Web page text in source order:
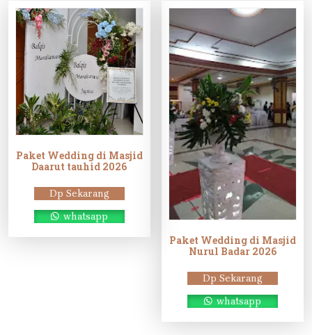
Paket Wedding di Masjid
Daarut tauhid 2026
Dp Sekarang
whatsapp
Paket Wedding di Masjid
Nurul Badar 2026
Dp Sekarang
whatsapp